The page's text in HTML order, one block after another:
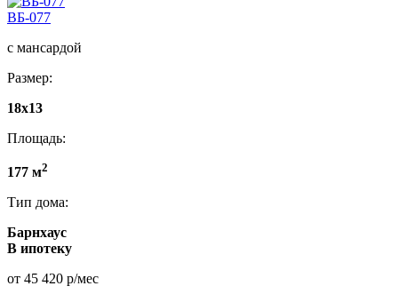
ВБ-077
с мансардой
Размер:
18x13
Площадь:
177 м2
Тип дома:
Барнхаус
В ипотеку
от 45 420 р/мес